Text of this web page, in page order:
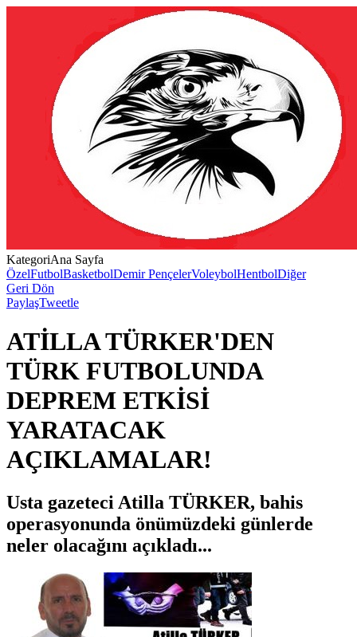
KategoriAna Sayfa
ÖzelFutbolBasketbolDemir PençelerVoleybolHentbolDiğer
Geri Dön
PaylaşTweetle
ATİLLA TÜRKER'DEN
TÜRK FUTBOLUNDA
DEPREM ETKİSİ
YARATACAK
AÇIKLAMALAR!
Usta gazeteci Atilla TÜRKER, bahis
operasyonunda önümüzdeki günlerde
neler olacağını açıkladı...